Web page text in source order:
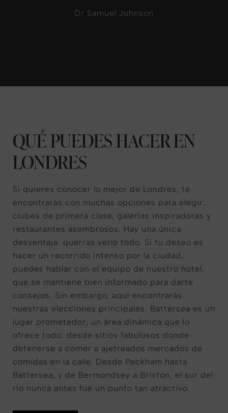
Dr Samuel Johnson
QUÉ PUEDES HACER EN
LONDRES
Si quieres conocer lo mejor de Londres, te
encontrarás con muchas opciones para elegir:
clubes de primera clase, galerías inspiradoras y
restaurantes asombrosos. Hay una única
desventaja: querrás verlo todo. Si tu deseo es
hacer un recorrido intenso por la ciudad,
puedes hablar con el equipo de nuestro hotel,
que se mantiene bien informado para darte
consejos. Sin embargo, aquí encontrarás
nuestras elecciones principales. Battersea es un
lugar prometedor, un área dinámica que lo
ofrece todo: desde sitios fabulosos donde
detenerse a comer a ajetreados mercados de
comidas en la calle. Desde Peckham hasta
Battersea, y de Bermondsey a Brixton, el sur del
río nunca antes fue un punto tan atractivo.